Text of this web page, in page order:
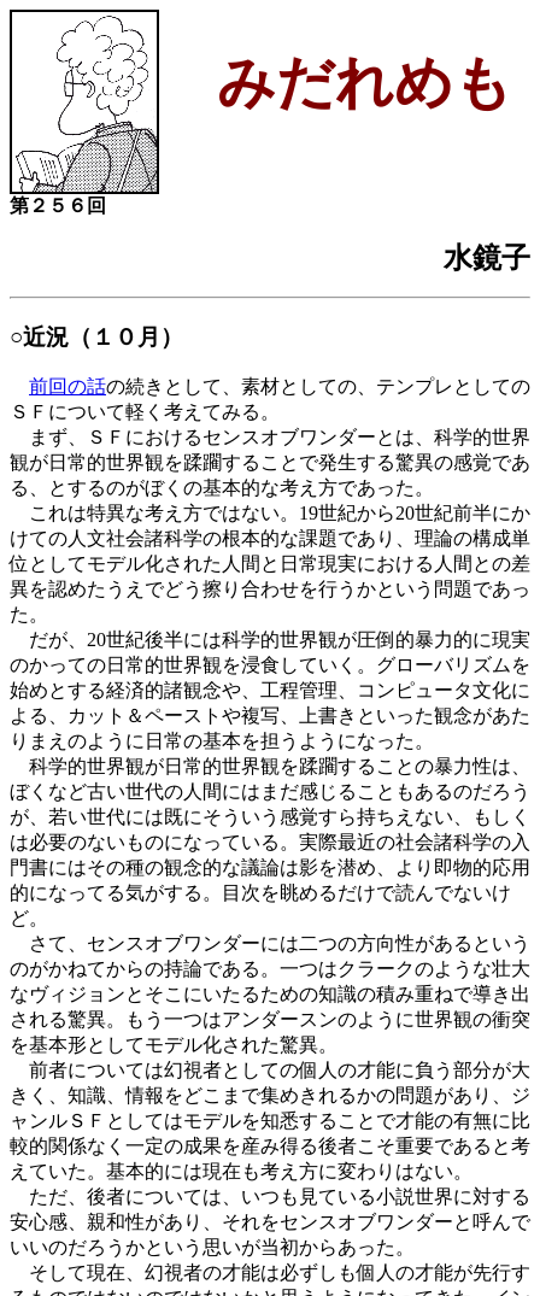
みだれめも
第２５６回
水鏡子
○近況（１０月）
前回の話の続きとして、素材としての、テンプレとしての
ＳＦについて軽く考えてみる。
まず、ＳＦにおけるセンスオブワンダーとは、科学的世界
観が日常的世界観を蹂躙することで発生する驚異の感覚であ
る、とするのがぼくの基本的な考え方であった。
これは特異な考え方ではない。19世紀から20世紀前半にか
けての人文社会諸科学の根本的な課題であり、理論の構成単
位としてモデル化された人間と日常現実における人間との差
異を認めたうえでどう擦り合わせを行うかという問題であっ
た。
だが、20世紀後半には科学的世界観が圧倒的暴力的に現実
のかっての日常的世界観を浸食していく。グローバリズムを
始めとする経済的諸観念や、工程管理、コンピュータ文化に
よる、カット＆ペーストや複写、上書きといった観念があた
りまえのように日常の基本を担うようになった。
科学的世界観が日常的世界観を蹂躙することの暴力性は、
ぼくなど古い世代の人間にはまだ感じることもあるのだろう
が、若い世代には既にそういう感覚すら持ちえない、もしく
は必要のないものになっている。実際最近の社会諸科学の入
門書にはその種の観念的な議論は影を潜め、より即物的応用
的になってる気がする。目次を眺めるだけで読んでないけ
ど。
さて、センスオブワンダーには二つの方向性があるという
のがかねてからの持論である。一つはクラークのような壮大
なヴィジョンとそこにいたるための知識の積み重ねで導き出
される驚異。もう一つはアンダースンのように世界観の衝突
を基本形としてモデル化された驚異。
前者については幻視者としての個人の才能に負う部分が大
きく、知識、情報をどこまで集めきれるかの問題があり、ジ
ャンルＳＦとしてはモデルを知悉することで才能の有無に比
較的関係なく一定の成果を産み得る後者こそ重要であると考
えていた。基本的には現在も考え方に変わりはない。
ただ、後者については、いつも見ている小説世界に対する
安心感、親和性があり、それをセンスオブワンダーと呼んで
いいのだろうかという思いが当初からあった。
そして現在、幻視者の才能は必ずしも個人の才能が先行す